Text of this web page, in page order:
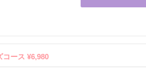
ース ¥6,980